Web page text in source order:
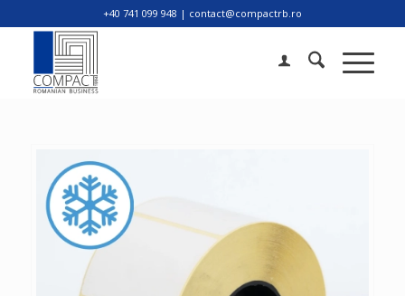
+40 741 099 948 | contact@compactrb.ro